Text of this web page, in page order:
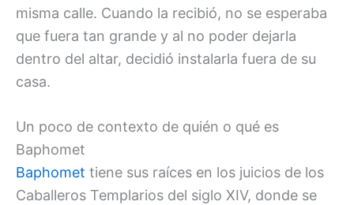
misma calle. Cuando la recibió, no se esperaba
que fuera tan grande y al no poder dejarla
dentro del altar, decidió instalarla fuera de su
casa.
Un poco de contexto de quién o qué es
Baphomet
Baphomet tiene sus raíces en los juicios de los
Caballeros Templarios del siglo XIV, donde se